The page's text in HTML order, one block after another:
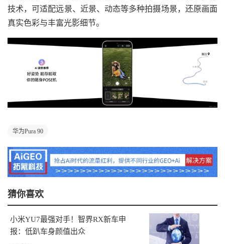
技术，可适配远景、近景、动态等多种拍摄场景，还原画面
真实色彩与丰富光影细节。
华为Pura 90
猜你喜欢
小米YU7最强对手！智界RX新车申
报：低趴车身颜值出众